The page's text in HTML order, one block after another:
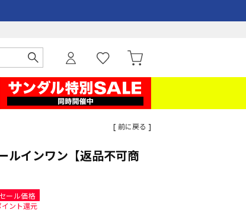
[ 前に戻る ]
インワン【返品不可商
セール価格
イント還元